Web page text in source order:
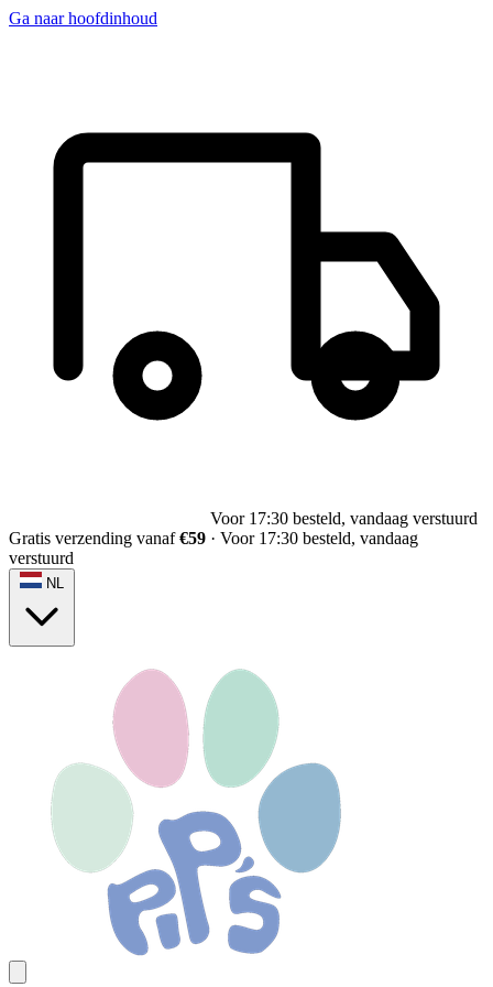
Ga naar hoofdinhoud
Voor 17:30 besteld, vandaag verstuurd
Gratis verzending vanaf€59 · Voor 17:30 besteld, vandaag
verstuurd
NL